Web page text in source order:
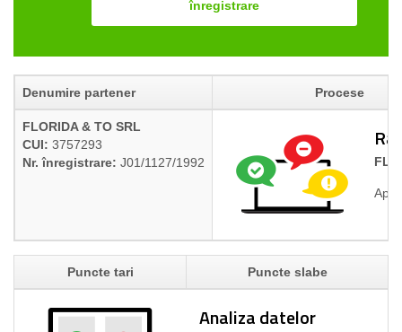
înregistrare
Denumire partener Procese
FLORIDA & TO SRL
CUI: 3757293
Nr. înregistrare: J01/1127/1992
Puncte tari Puncte slabe
Analiza datelor